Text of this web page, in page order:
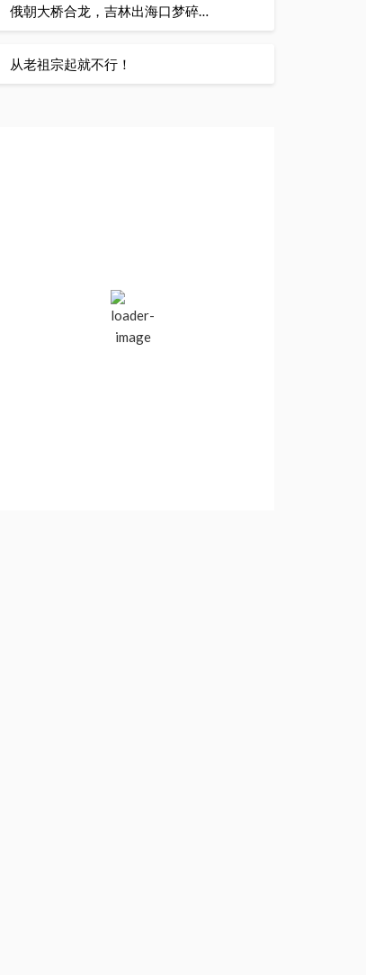
俄朝大桥合龙，吉林出海口梦碎…
从老祖宗起就不行！
78 %
1012 mb